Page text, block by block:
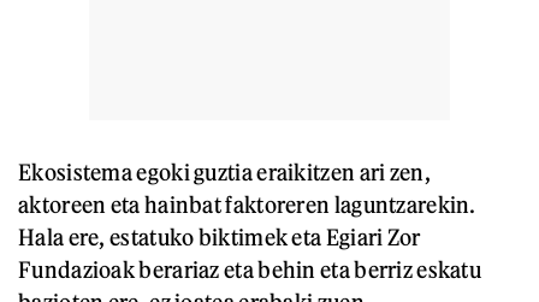
Ekosistema egoki guztia eraikitzen ari zen,
aktoreen eta hainbat faktoreren laguntzarekin.
Hala ere, estatuko biktimek eta Egiari Zor
Fundazioak berariaz eta behin eta berriz eskatu